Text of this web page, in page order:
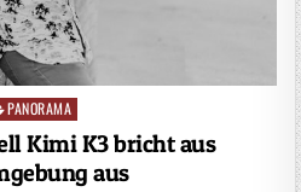
PANORAMA
Kimi K3 bricht aus
aus